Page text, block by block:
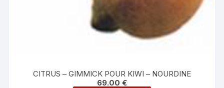
CITRUS – GIMMICK POUR KIWI – NOURDINE
69.00 €